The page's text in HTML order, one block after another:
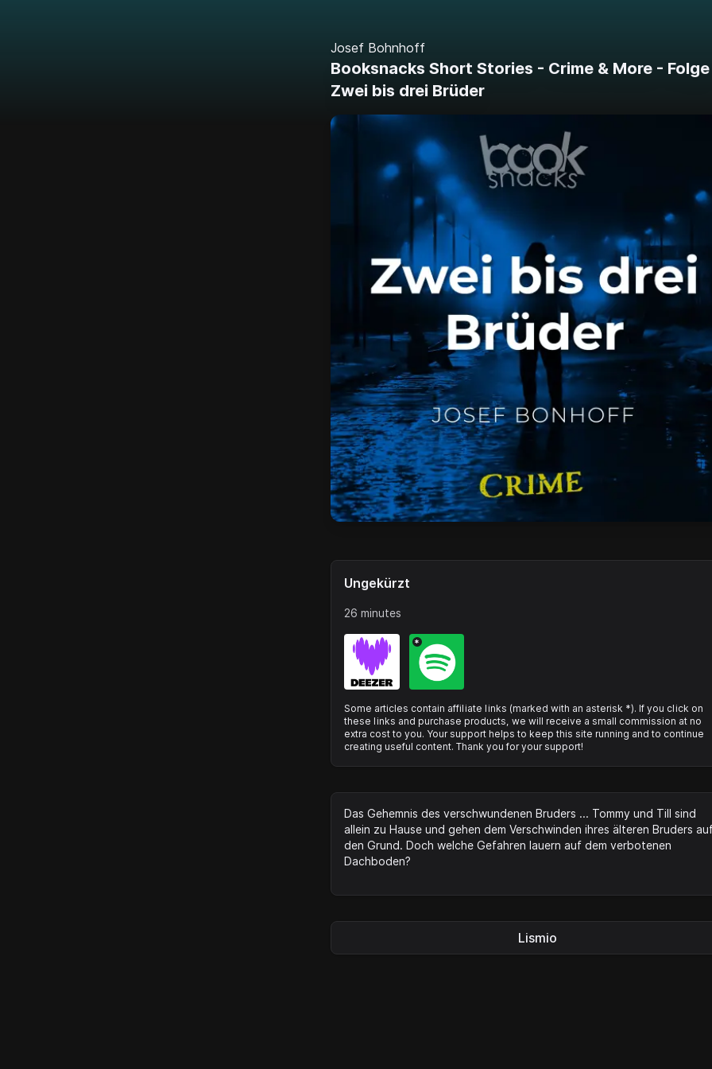
Josef Bohnhoff
Booksnacks Short Stories - Crime & More - Folge
Zwei bis drei Brüder
Ungekürzt
26 minutes
*
Some articles contain affiliate links (marked with an asterisk *). If you click on
these links and purchase products, we will receive a small commission at no
extra cost to you. Your support helps to keep this site running and to continue
creating useful content. Thank you for your support!
Das Gehemnis des verschwundenen Bruders ... Tommy und Till sind
allein zu Hause und gehen dem Verschwinden ihres älteren Bruders
den Grund. Doch welche Gefahren lauern auf dem verbotenen
Dachboden?
Lismio